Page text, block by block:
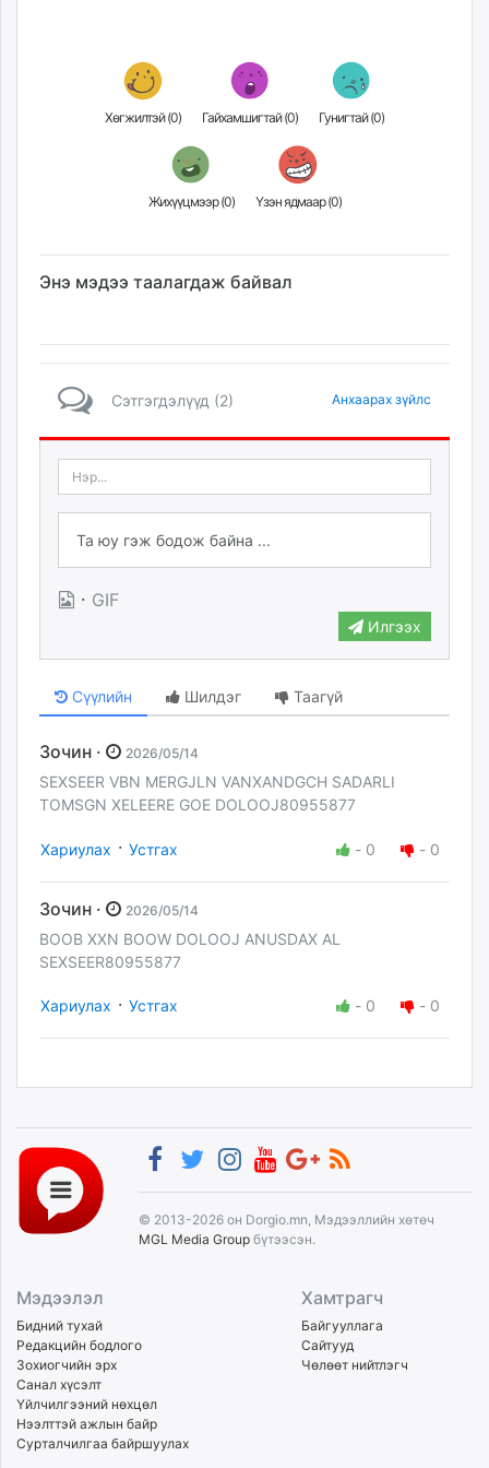
Хөгжилтэй (0) Гайхамшигтай (0) Гунигтай (0)
Жихүүцмээр (0) Үзэн ядмаар (0)
Энэ мэдээ таалагдаж байвал
Сэтгэгдэлүүд (2) Анхаарах зүйлс
· GIF
Илгээх
Сүүлийн Шилдэг Таагүй
Зочин · 2026/05/14
SEXSEER VBN MERGJLN VANXANDGCH SADARLI
TOMSGN XELEERE GOE DOLOOJ80955877
Хариулах · Устгах - 0 - 0
Зочин · 2026/05/14
BOOB XXN BOOW DOLOOJ ANUSDAX AL
SEXSEER80955877
Хариулах · Устгах - 0 - 0
© 2013-2026 он Dorgio.mn, Мэдээллийн хөтөч
MGL Media Group бүтээсэн.
Мэдээлэл
Бидний тухай
Редакцийн бодлого
Зохиогчийн эрх
Санал хүсэлт
Үйлчилгээний нөхцөл
Нээлттэй ажлын байр
Сурталчилгаа байршуулах
Хамтрагч
Байгууллага
Сайтууд
Чөлөөт нийтлэгч